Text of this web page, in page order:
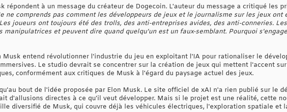
répondent à un message du créateur de Dogecoin. L'auteur du message a critiqué les
ne comprends pas comment les développeurs de jeux et le journalisme sur les jeux ont
joueurs ont toujours été des trolls, des anti-entreprises avides, des anti-conneries.
manipulatrices et peuvent dire quand quelqu'un est un faux-semblant. Pourquoi
Musk entend révolutionner l'industrie du jeu en exploitant l'IA pour rationaliser le
Le studio devrait se concentrer sur la création de jeux qui mettent l'accent
conformément aux critiques de Musk à l'égard du paysage actuel des jeux.
bout de l'idée proposée par Elon Musk. Le site officiel de xAI n'a rien publié sur le
d'allusions directes à ce qu'il veut développer. Mais si le projet est une réalité, cette
diversifié de Musk, qui couvre déjà les véhicules électriques, l'exploration spatiale et